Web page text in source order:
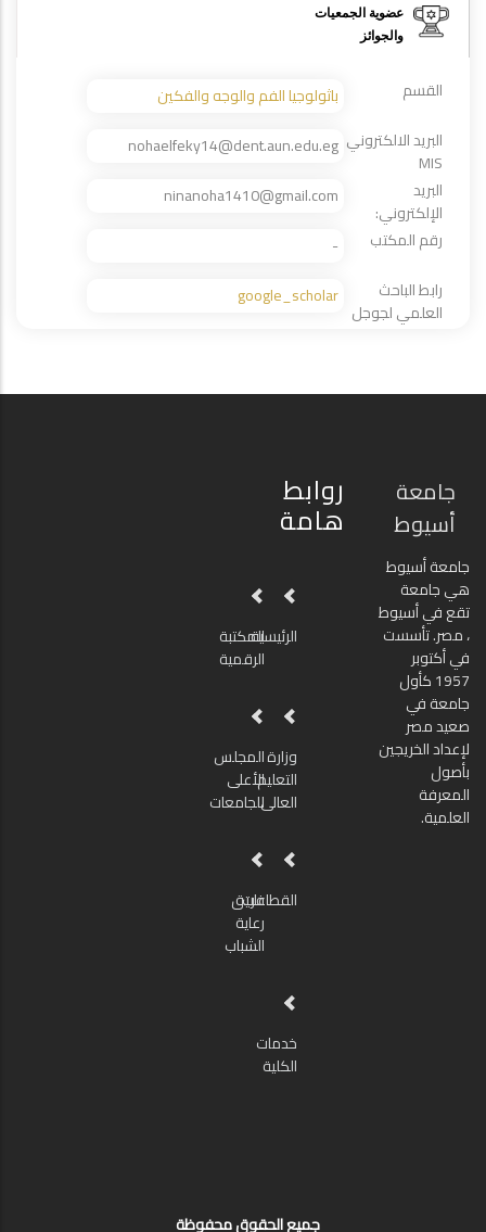
عضوية الجمعيات
والجوائز
القسم
باثولوجيا الفم والوجه والفكين
البريد الالكتروني
MIS
nohaelfeky14@dent.aun.edu.eg
البريد
الإلكتروني:
ninanoha1410@gmail.com
رقم المكتب
-
رابط الباحث
العلمي لجوجل
google_scholar
جامعة
أسيوط
جامعة أسيوط
هي جامعة
تقع في أسيوط
، مصر. تأسست
في أكتوبر
1957 كأول
جامعة في
صعيد مصر
لإعداد الخريجين
بأصول
المعرفة
العلمية.
روابط
هامة
الرئيسيةالمكتبة
الرقمية
وزارة
التعليم
العالى
المجلس
الأعلى
للجامعات
القطاعات
فريق
رعاية
الشباب
خدمات
الكلية
جميع الحقوق محفوظة